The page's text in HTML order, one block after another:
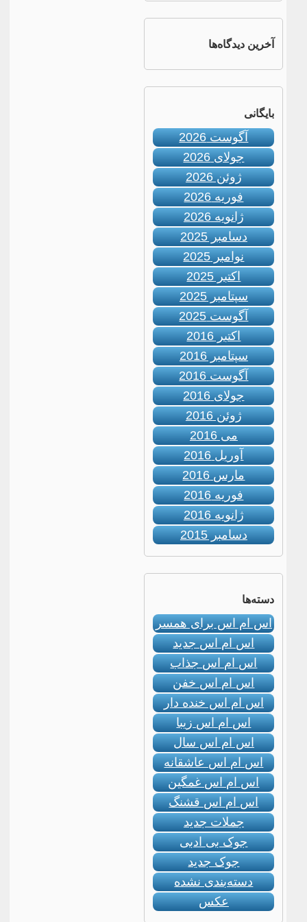
آخرین دیدگاه‌ها
بایگانی
آگوست 2026
جولای 2026
ژوئن 2026
فوریه 2026
ژانویه 2026
دسامبر 2025
نوامبر 2025
اکتبر 2025
سپتامبر 2025
آگوست 2025
اکتبر 2016
سپتامبر 2016
آگوست 2016
جولای 2016
ژوئن 2016
می 2016
آوریل 2016
مارس 2016
فوریه 2016
ژانویه 2016
دسامبر 2015
دسته‌ها
اس ام اس برای همسر
اس ام اس جدید
اس ام اس جذاب
اس ام اس خفن
اس ام اس خنده دار
اس ام اس زیبا
اس ام اس سال
اس ام اس عاشقانه
اس ام اس غمگین
اس ام اس قشنگ
جملات جدید
جوک بی ادبی
جوک جدید
دسته‌بندی نشده
عکس